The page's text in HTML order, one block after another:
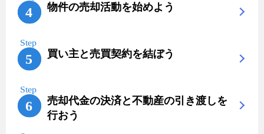
物件の売却活動を始めよう
買い主と売買契約を結ぼう
売却代金の決済と不動産の引き渡しを
行おう